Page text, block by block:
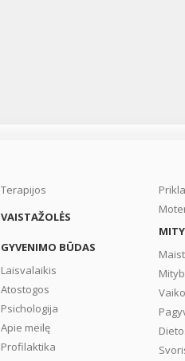
Terapijos
VAISTAŽOLĖS
GYVENIMO BŪDAS
Laisvalaikis
Atostogos
Psichologija
Apie meilę
Profilaktika